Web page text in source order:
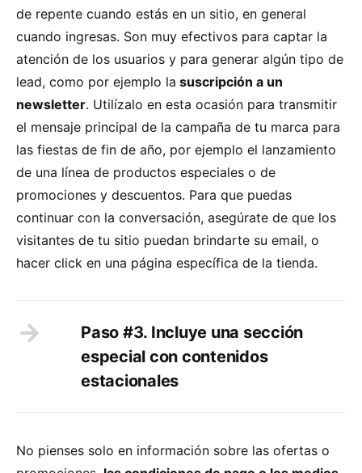
de repente cuando estás en un sitio, en general
cuando ingresas. Son muy efectivos para captar la
atención de los usuarios y para generar algún tipo de
lead, como por ejemplo la suscripción a un
newsletter. Utilízalo en esta ocasión para transmitir
el mensaje principal de la campaña de tu marca para
las fiestas de fin de año, por ejemplo el lanzamiento
de una línea de productos especiales o de
promociones y descuentos. Para que puedas
continuar con la conversación, asegúrate de que los
visitantes de tu sitio puedan brindarte su email, o
hacer click en una página específica de la tienda.
Paso #3. Incluye una sección
especial con contenidos
estacionales
No pienses solo en información sobre las ofertas o